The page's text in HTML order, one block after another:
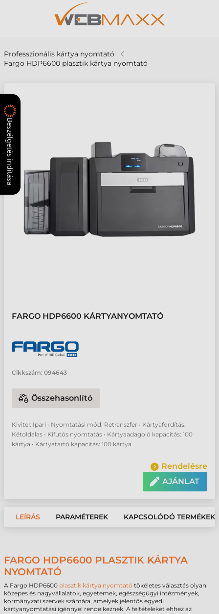
Professzionális kártya nyomtató
Fargo HDP6600 plasztik kártya nyomtató
FARGO HDP6600 KÁRTYANYOMTATÓ
Cikkszám: 094643
Összehasonlító
Kivitel: Ipari • Nyomtatási mód: Retranszfer • Kártyafordítás:
Kétoldalas • Kifutós nyomtatás • Kártyaadagoló kapacitás: 100
kártya • Kártyatartó kapacitás: 100 kártya
Rendelésre
AJÁNLAT
LEÍRÁS PARAMÉTEREK KAPCSOLÓDÓ TERMÉKEK
FARGO HDP6600 PLASZTIK KÁRTYA
NYOMTATÓ
A Fargo HDP6600 plasztik kártya nyomtató tökéletes választás olyan
közepes és nagyvállalatok, egyetemek, egészségügyi intézmények,
kormányzati szervek számára, amelyek jelentős egyedi
kártyanyomtatási igénnyel rendelkeznek. A feltételeket ehhez az
Beszélgetés indítása